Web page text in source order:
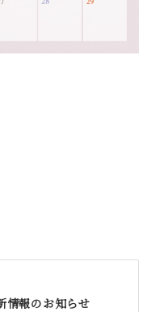
情報のお知らせ